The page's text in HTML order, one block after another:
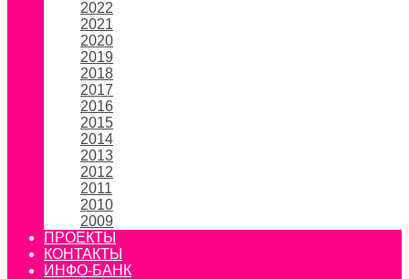
2022
2021
2020
2019
2018
2017
2016
2015
2014
2013
2012
2011
2010
2009
ПРОЕКТЫ
КОНТАКТЫ
ИНФО-БАНК